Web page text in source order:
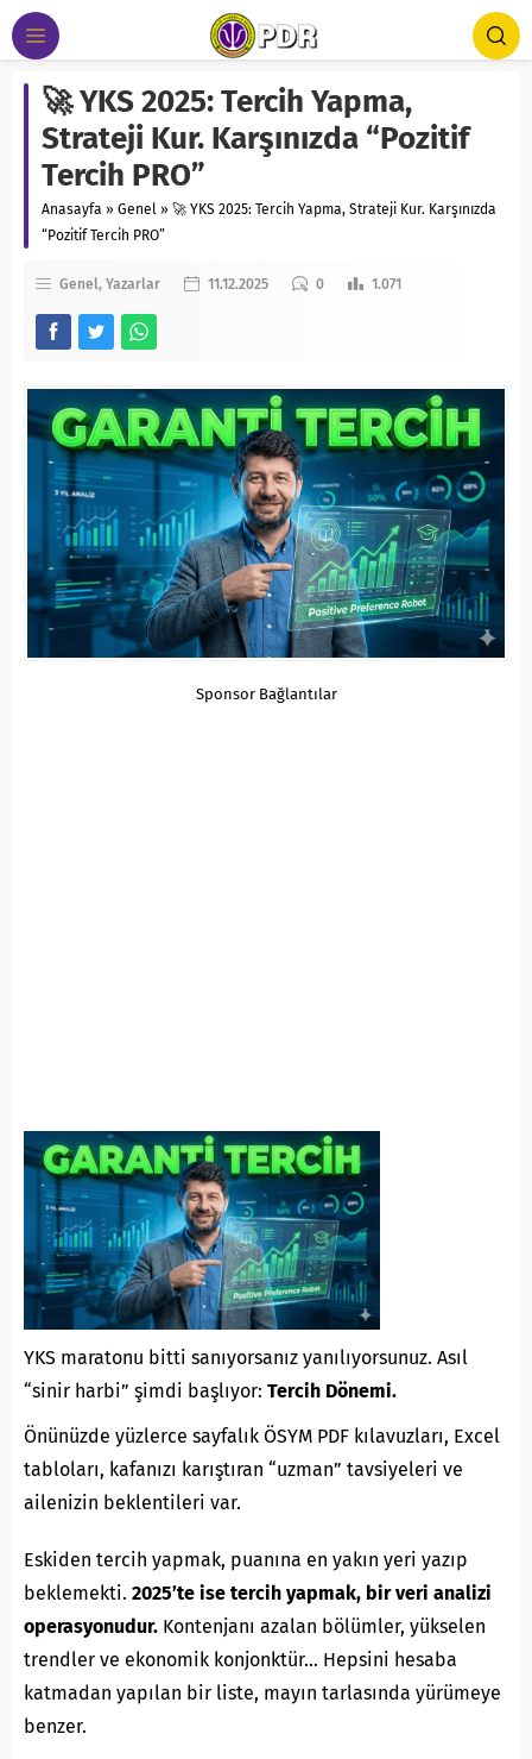
🚀 YKS 2025: Tercih Yapma,
Strateji Kur. Karşınızda “Pozitif
Tercih PRO”
Anasayfa » Genel » 🚀 YKS 2025: Tercih Yapma, Strateji Kur. Karşınızda
“Pozitif Tercih PRO”
Genel Yazarlar 11.12.2025 0 1.071
Sponsor Bağlantılar
YKS maratonu bitti sanıyorsanız yanılıyorsunuz. Asıl
“sinir harbi” şimdi başlıyor: Tercih Dönemi.
Önünüzde yüzlerce sayfalık ÖSYM PDF kılavuzları, Excel
tabloları, kafanızı karıştıran “uzman” tavsiyeleri ve
ailenizin beklentileri var.
Eskiden tercih yapmak, puanına en yakın yeri yazıp
beklemekti. 2025’te ise tercih yapmak, bir veri analizi
operasyonudur. Kontenjanı azalan bölümler, yükselen
trendler ve ekonomik konjonktür… Hepsini hesaba
katmadan yapılan bir liste, mayın tarlasında yürümeye
benzer.